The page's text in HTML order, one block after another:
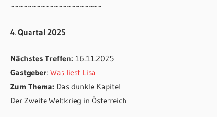
~~~~~~~~~~~~~~~~~~~~~
4. Quartal 2025
Nächstes Treffen:16.11.2025
Gastgeber:Was liest Lisa
Zum Thema: Das dunkle Kapitel
Der Zweite Weltkrieg in Österreich